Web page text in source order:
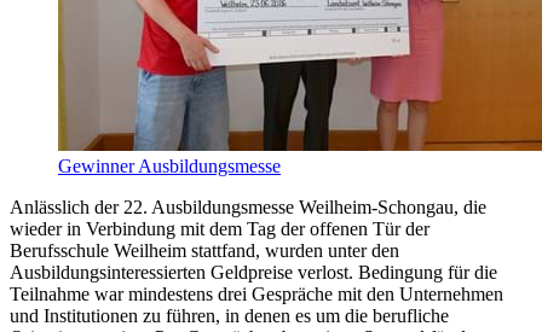
Gewinner Ausbildungsmesse
Anlässlich der 22. Ausbildungsmesse Weilheim-Schongau, die
wieder in Verbindung mit dem Tag der offenen Tür der
Berufsschule Weilheim stattfand, wurden unter den
Ausbildungsinteressierten Geldpreise verlost. Bedingung für die
Teilnahme war mindestens drei Gespräche mit den Unternehmen
und Institutionen zu führen, in denen es um die berufliche